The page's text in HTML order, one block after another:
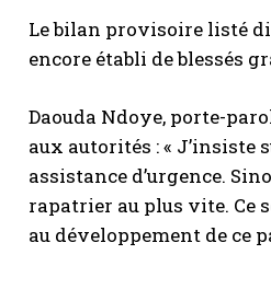
Le bilan provisoire listé
encore établi de blessés
Daouda Ndoye, porte-
aux autorités : « J’insiste
assistance d’urgence.
rapatrier au plus vite. Ce
au développement de ce